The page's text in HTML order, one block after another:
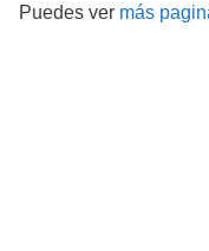
Puedes ver más